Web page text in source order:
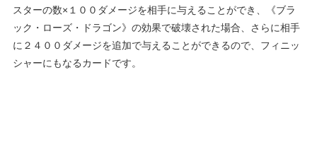
スターの数×１００ダメージを相手に与えることができ、《ブラ
ック・ローズ・ドラゴン》の効果で破壊された場合、さらに相手
に２４００ダメージを追加で与えることができるので、フィニッ
シャーにもなるカードです。